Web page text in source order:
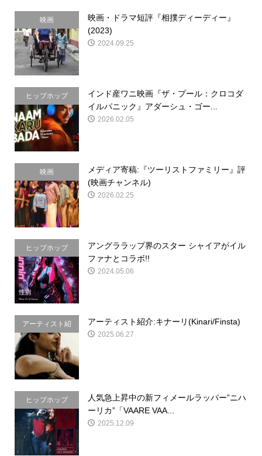
映画
映画・ドラマ短評『相撲ディーディー』
(2023)
2024.09.25
ヒップホップ
インド産ワニ映画『ザ・プール：クロコダ
イルパニック』アダーシュ・ゴー...
2026.02.05
映画
メディア寄稿:『ツーリストファミリー』評
(映画チャンネル)
2026.02.25
ヒップホップ
アングララップ界のスター シャイアがイル
ファナとコラボ!!
2024.05.06
アーティスト紹
介
アーティスト紹介:キナーリ(Kinari/Finsta)
2025.06.27
ヒップホップ
人気急上昇中の新フィメールラッパー”ニハ
ーリカ”「VAARE VAA...
2025.12.09